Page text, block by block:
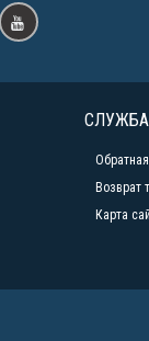
Возврат
Карта